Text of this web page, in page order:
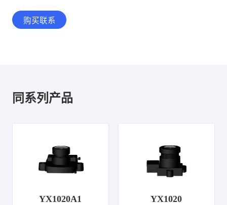
购买联系
同系列产品
YX1020A1 YX1020